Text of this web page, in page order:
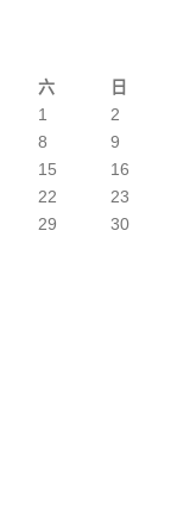
六 日
1
2
8
9
15
16
22
23
29
30